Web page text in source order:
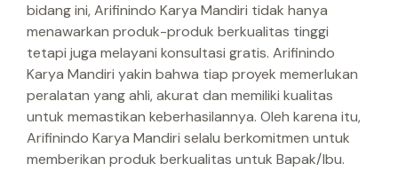
bidang ini, Arifinindo Karya Mandiri tidak hanya
menawarkan produk-produk berkualitas tinggi
tetapi juga melayani konsultasi gratis. Arifinindo
Karya Mandiri yakin bahwa tiap proyek memerlukan
peralatan yang ahli, akurat dan memiliki kualitas
untuk memastikan keberhasilannya. Oleh karena itu,
Arifinindo Karya Mandiri selalu berkomitmen untuk
memberikan produk berkualitas untuk Bapak/Ibu.